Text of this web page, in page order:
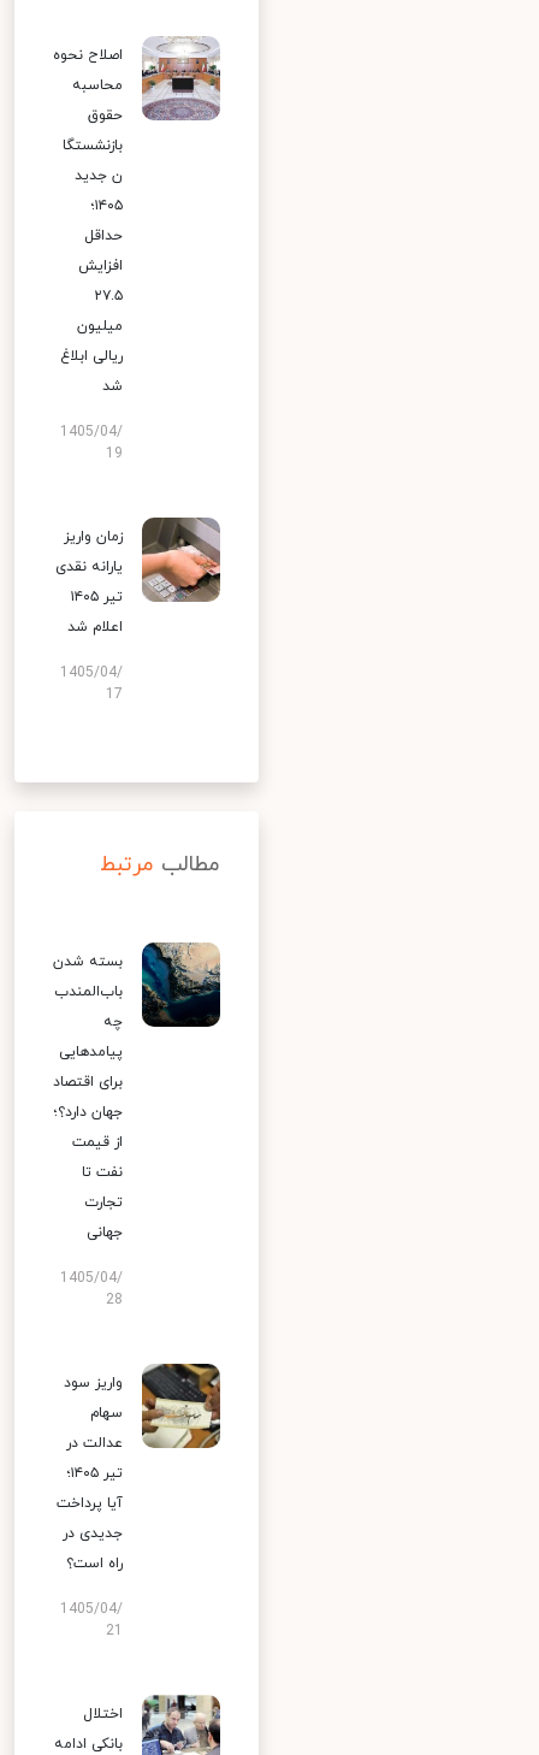
اصلاح نحوه
محاسبه
حقوق
بازنشستگا
ن جدید
۱۴۰۵؛
حداقل
افزایش
۲۷.۵
میلیون
ریالی ابلاغ
شد
1405/04/
19
زمان واریز
یارانه نقدی
تیر ۱۴۰۵
اعلام شد
1405/04/
17
مطالب مرتبط
بسته شدن
باب‌المندب
چه
پیامدهایی
برای اقتصاد
جهان دارد؟؛
از قیمت
نفت تا
تجارت
جهانی
1405/04/
28
واریز سود
سهام
عدالت در
تیر ۱۴۰۵؛
آیا پرداخت
جدیدی در
راه است؟
1405/04/
اختلال
بانکی ادامه